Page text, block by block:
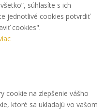
súhlasíte s ich
jednotlivé cookies potvrdiť
cookies".
cookie na zlepšenie vášho
ktoré sa ukladajú vo vašom